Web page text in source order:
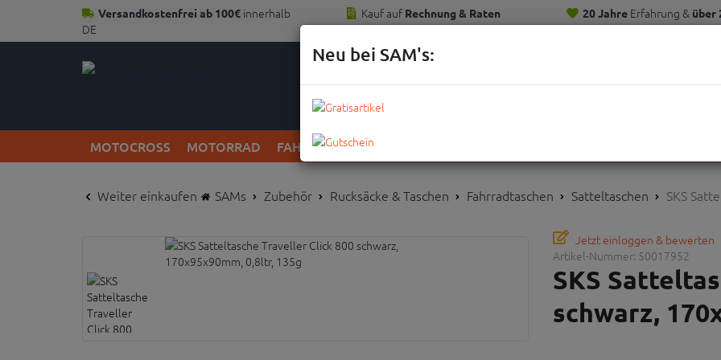
Versandkostenfrei ab 100€ innerhalb
DE
Kauf auf Rechnung & Raten 20 JahreErfahrung & über
Kunden
MOTOCROSS MOTORRAD FAHRRAD KOMPLETTRÄDER
Weiter einkaufen SAMs Zubehör Rucksäcke & Taschen Fahrradtaschen Satteltaschen SKS
Jetzt einloggen & bewerten
Artikel-Nummer: 50017952
SKS
schwarz,
Neu bei SAM's: